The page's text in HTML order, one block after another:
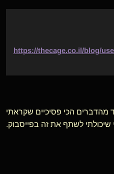
https://thecage.co.il/blog/
מהדברים הכי פסיכיים שקראתי
שיכולתי לשתף את זה בפייסבוק.